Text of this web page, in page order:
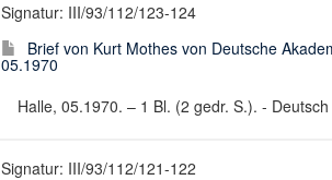
Signatur: III/93/112/123-124
Brief von Kurt Mothes von Deutsche
05.1970
Halle, 05.1970. – 1 Bl. (2 gedr. S.). -
Signatur: III/93/112/121-122